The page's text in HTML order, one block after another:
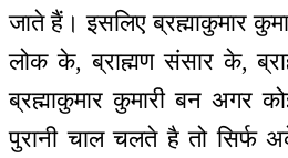
जाते हैं। इसलिए ब्रह्माकुमार
लोक के, ब्राह्मण संसार के,
ब्रह्माकुमार कुमारी बन अगर
पुरानी चाल चलते है तो सिर्फ